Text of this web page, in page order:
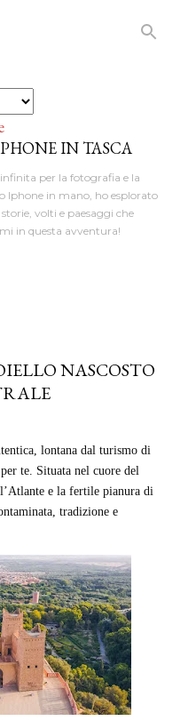
IN TASCA
per la fotografia e la
Iphone in mano, ho esplorato
volti e paesaggi che
in questa avventura!
NASCOSTO
lontana dal turismo di
te. Situata nel cuore del
e la fertile pianura di
tradizione e